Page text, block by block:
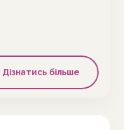
Дізнатись більше